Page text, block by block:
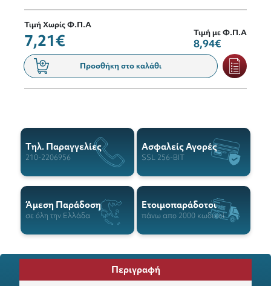
Τιμή Χωρίς Φ.Π.Α
7,21€ Τιμή με Φ.Π.Α
8,94€
Προσθήκη στο καλάθι
Tηλ. Παραγγελίες
210-2206956
Ασφαλείς Αγορές
SSL 256-BIT
Άμεση Παράδοση
σε όλη την Ελλάδα
Ετοιμοπαράδοτοι
πάνω απο 2000 κωδικοί
Περιγραφή